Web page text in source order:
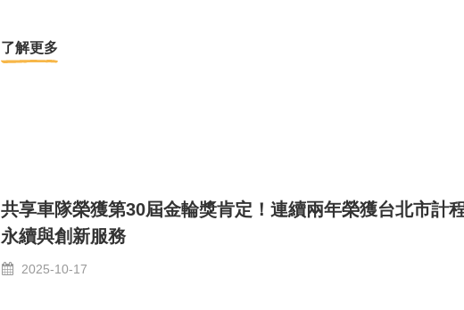
了解更多
共享車隊榮獲第30屆金輪獎肯定！連續兩年榮獲台北市計
永續與創新服務
2025-10-17